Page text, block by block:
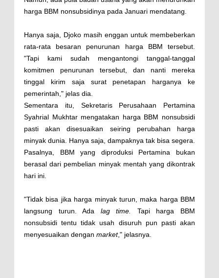
harga BBM nonsubsidinya pada Januari mendatang.
Hanya saja, Djoko masih enggan untuk membeberkan
rata-rata besaran penurunan harga BBM tersebut.
"Tapi kami sudah mengantongi tanggal-tanggal
komitmen penurunan tersebut, dan nanti mereka
tinggal kirim saja surat penetapan harganya ke
pemerintah," jelas dia.
Sementara itu, Sekretaris Perusahaan Pertamina
Syahrial Mukhtar mengatakan harga BBM nonsubsidi
pasti akan disesuaikan seiring perubahan harga
minyak dunia. Hanya saja, dampaknya tak bisa segera.
Pasalnya, BBM yang diproduksi Pertamina bukan
berasal dari pembelian minyak mentah yang dikontrak
hari ini.
"Tidak bisa jika harga minyak turun, maka harga BBM
langsung turun. Ada lag time.
Tapi harga BBM
nonsubsidi tentu tidak usah disuruh pun pasti akan
menyesuaikan dengan market," jelasnya.